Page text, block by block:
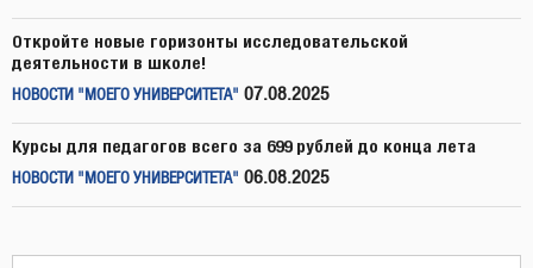
Откройте новые горизонты исследовательской
деятельности в школе!
НОВОСТИ "МОЕГО УНИВЕРСИТЕТА" 07.08.2025
Курсы для педагогов всего за 699 рублей до конца лета
НОВОСТИ "МОЕГО УНИВЕРСИТЕТА" 06.08.2025